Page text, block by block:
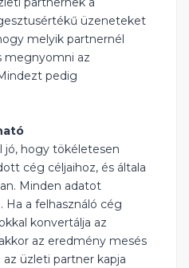
üzeneteket
melyik partnernél
megnyomni az
pedig
jó, hogy tökéletesen
cég céljaihoz, és általa
Minden adatot
Ha a felhasználó cég
konvertálja az
az eredmény mesés
az üzleti partner kapja